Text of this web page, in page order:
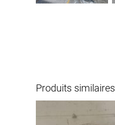
Produits similaires